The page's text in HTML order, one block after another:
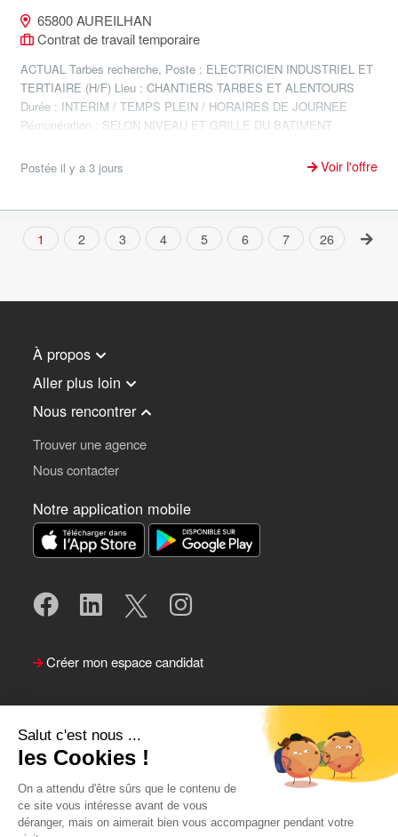
Salut c'est nous ...
les Cookies !
On a attendu d'être sûrs que le contenu de
ce site vous intéresse avant de vous
déranger, mais on aimerait bien vous accompagner pendant votre
65800 AUREILHAN
Contrat de travail temporaire
ACTUAL Tarbes recherche, Poste : ELECTRICIEN INDUSTRIEL ET
TERTIAIRE (H/F) Lieu : CHANTIERS TARBES ET ALENTOURS
Durée : INTERIM / TEMPS PLEIN / HORAIRES DE JOURNEE
Rémunération : SELON NIVEAU ET GRILLE DU BATIMENT
Postée il y a 3 jours
Voir l'offre
1 2 3 4 5 6 7 26
À propos
Aller plus loin
Nous rencontrer
Trouver une agence
Nous contacter
Notre application mobile
Créer mon espace candidat